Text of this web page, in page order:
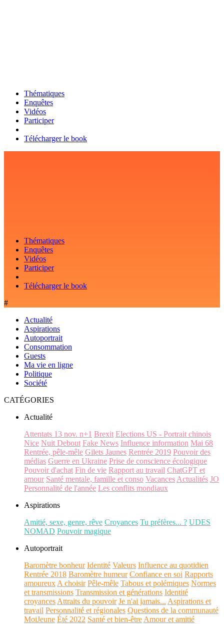
Thématiques
Enquêtes
Vidéos
Participer
Télécharger le book
Thématiques
Enquêtes
Vidéos
Participer
Télécharger le book
#
Actualité
Aspirations
Autoportrait
Consommation
Guests
Ma vie en ligne
Politique
Société
CATÉGORIES
Actualité
Attentats 13 nov. n+1 Brexit Elections US - Portrait chinois
Nice Nuit Debout Fake News Influence information Mai 68
Rentrée, pêle-mêle Gilets Jaunes Rentrée 2019 Pouvoir des
médias Guerre en Ukraine Prise de conscience écologique
Pouvoir d'achat Fin de vie Rapport au travail ChatGPT et
amour Santé mentale, famille et conso Vacances Actualités JO
Personnalité de l'année Les conflits mondiaux
Aspirations
Amitié, sexe, genre, rêve Croyances Tu préfères... ? UDES
NOMAD Pouvoir magique
Autoportrait
Baromètre bonheur Identité Valeurs Influence au quotidien
Rentrée 2018 Baromètre humeur Confiance en soi Rapports
amoureux A choisir Pêle-mêle Tabous et polémiques Normes
et transmissions Transmission et générations Identité
croyances Attraits du pouvoir Je n'ai jamais... Aspirations et
travail Personnalité et régionales Questions de la communauté
MoiJeune Été 2022 Santé et bien-être Amour et amitié